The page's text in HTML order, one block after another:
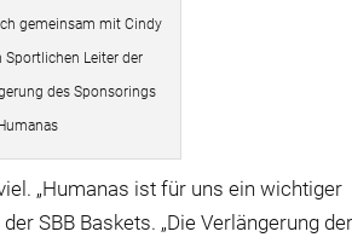
gemeinsam mit Cindy
Sportlichen Leiter der
des Sponsorings
„Humanas ist für uns ein wichtiger
SBB Baskets. „Die Verlängerung